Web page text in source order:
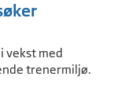
vekst med
trenermiljø.